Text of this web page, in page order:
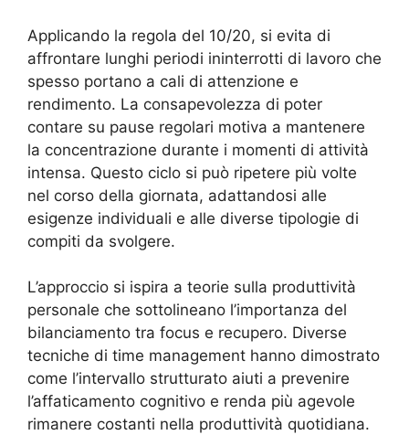
Applicando la regola del 10/20, si evita di
affrontare lunghi periodi ininterrotti di lavoro che
spesso portano a cali di attenzione e
rendimento. La consapevolezza di poter
contare su pause regolari motiva a mantenere
la concentrazione durante i momenti di attività
intensa. Questo ciclo si può ripetere più volte
nel corso della giornata, adattandosi alle
esigenze individuali e alle diverse tipologie di
compiti da svolgere.
L’approccio si ispira a teorie sulla produttività
personale che sottolineano l’importanza del
bilanciamento tra focus e recupero. Diverse
tecniche di time management hanno dimostrato
come l’intervallo strutturato aiuti a prevenire
l’affaticamento cognitivo e renda più agevole
rimanere costanti nella produttività quotidiana.